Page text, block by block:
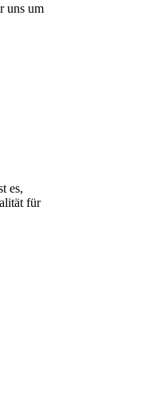
uns um
es,
für